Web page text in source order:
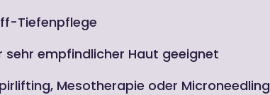
Tiefenpflege
sehr empfindlicher Haut geeignet
Mesotherapie oder Microneedling